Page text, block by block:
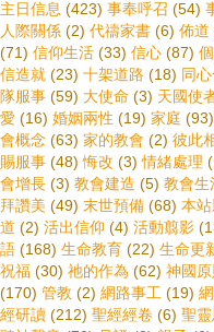
主日信息 (423) 事奉呼召 (54)
人際關係 (2) 代禱家書 (6) 佈道
(71) 信仰生活 (33) 信心 (87)
信造就 (23) 十架道路 (18) 同
隊服事 (59) 大使命 (3) 天國使
愛 (16) 婚姻兩性 (19) 家庭 (93)
會概念 (63) 家的教會 (2) 彼此
賜服事 (48) 悔改 (3) 情緒處理
會增長 (3) 教會建造 (5) 教會生
拜讚美 (49) 末世預備 (68) 本
道 (2) 活出信仰 (4) 活動翦影
語 (168) 生命教育 (22) 生命更
祝福 (30) 祂的作為 (62) 神國原
(170) 管教 (2) 網路事工 (19)
經研讀 (212) 聖經經卷 (6) 聖